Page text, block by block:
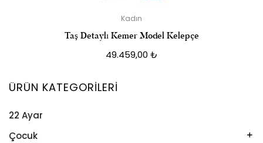
Kadın
Taş Detaylı Kemer Model Kelepçe
49.459,00 ₺
ÜRÜN KATEGORILERI
22 Ayar
Çocuk